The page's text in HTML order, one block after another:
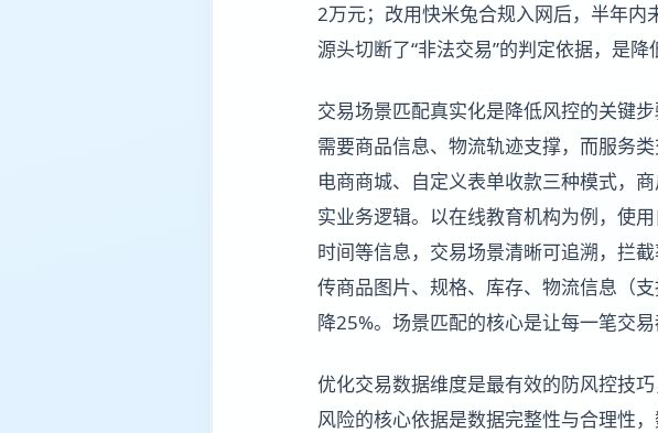
2万元；改用快米兔合规入网后，半年
源头切断了“非法交易”的判定依据，是降
交易场景匹配真实化是降低风控的关键
需要商品信息、物流轨迹支撑，而服务
电商商城、自定义表单收款三种模式，
实业务逻辑。以在线教育机构为例，使
时间等信息，交易场景清晰可追溯，拦
传商品图片、规格、库存、物流信息（
降25%。场景匹配的核心是让每一笔交易
优化交易数据维度是最有效的防风控技
风险的核心依据是数据完整性与合理性